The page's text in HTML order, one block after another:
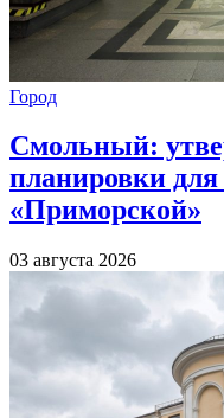
Город
Смольный:
планировки для
«Приморской»
03 августа 2026